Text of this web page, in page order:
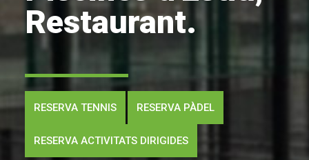
Restaurant.
RESERVA TENNIS RESERVA PÀDEL
RESERVA ACTIVITATS DIRIGIDES